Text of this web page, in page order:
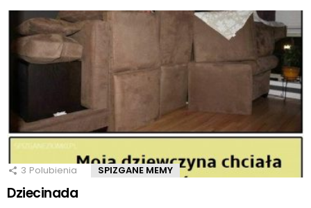
3 Polubienia SPIZGANE MEMY
Dziecinada